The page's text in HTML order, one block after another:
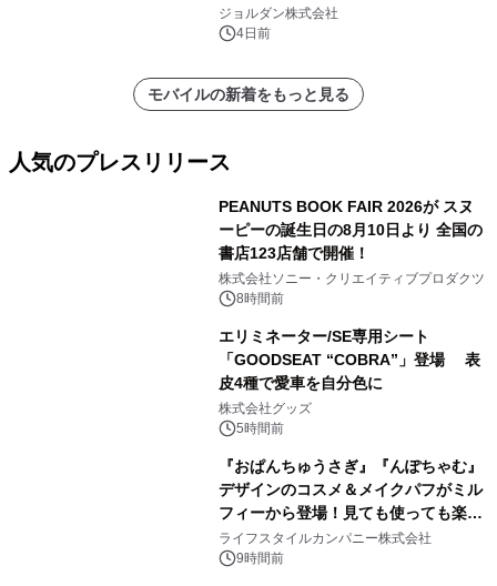
ジョルダン株式会社
4日前
モバイルの新着をもっと見る
人気のプレスリリース
PEANUTS BOOK FAIR 2026が スヌ
ーピーの誕生日の8月10日より 全国の
書店123店舗で開催！
株式会社ソニー・クリエイティブプロダクツ
8時間前
エリミネーター/SE専用シート
「GOODSEAT “COBRA”」登場 表
皮4種で愛車を自分色に
株式会社グッズ
5時間前
『おぱんちゅうさぎ』『んぽちゃむ』
デザインのコスメ＆メイクパフがミル
フィーから登場！見ても使っても楽し
い、ポップでキュートなコレクショ
ン。
ライフスタイルカンパニー株式会社
9時間前